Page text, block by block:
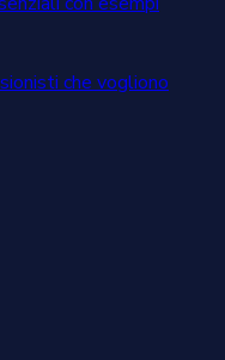
che vogliono